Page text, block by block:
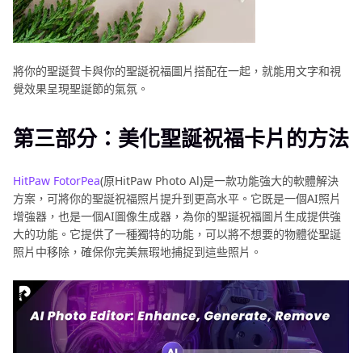
將你的聖誕賀卡與你的聖誕祝福圖片搭配在一起，就能用文字和視
覺效果呈現聖誕節的氣氛。
第三部分：美化聖誕祝福卡片的方法
HitPaw FotorPea(原HitPaw Photo Al)是一款功能強大的軟體解決
方案，可將你的聖誕祝福照片提升到更高水平。它既是一個AI照片
增強器，也是一個AI圖像生成器，為你的聖誕祝福圖片生成提供強
大的功能。它提供了一種獨特的功能，可以將不想要的物體從聖誕
照片中移除，確保你完美無瑕地捕捉到這些照片。